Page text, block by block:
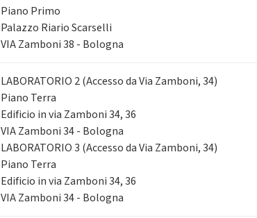
Piano Primo
Palazzo Riario Scarselli
VIA Zamboni 38 - Bologna
LABORATORIO 2 (Accesso da Via Zamboni, 34)
Piano Terra
Edificio in via Zamboni 34, 36
VIA Zamboni 34 - Bologna
LABORATORIO 3 (Accesso da Via Zamboni, 34)
Piano Terra
Edificio in via Zamboni 34, 36
VIA Zamboni 34 - Bologna